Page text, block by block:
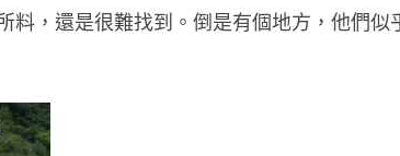
料，還是很難找到。倒是有個地方，他們似